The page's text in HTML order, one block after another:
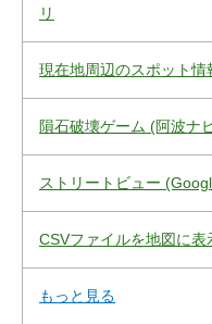
リ
現在地周辺のスポット
隕石破壊ゲーム (阿波ナ
ストリートビュー
CSVファイルを地図に表
もっと見る